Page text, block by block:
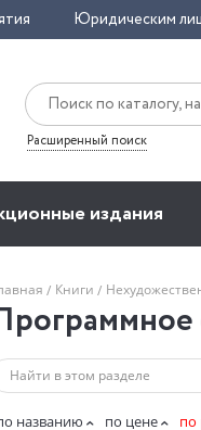
Юридическим
Расширенный поиск
издания
Книги
названию по цене по